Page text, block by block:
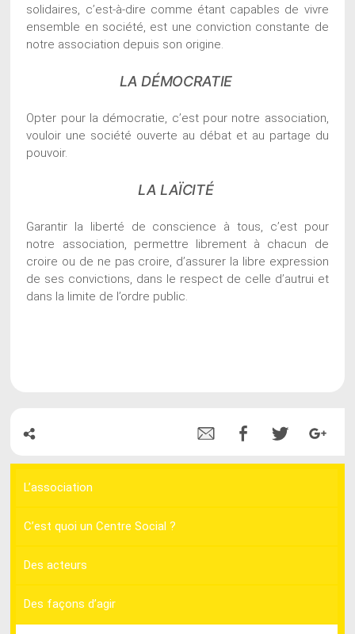
solidaires, c’est-à-dire comme étant capables de vivre
ensemble en société, est une conviction constante de
notre association depuis son origine.
LA DÉMOCRATIE
Opter pour la démocratie, c’est pour notre association,
vouloir une société ouverte au débat et au partage du
pouvoir.
LA LAÏCITÉ
Garantir la liberté de conscience à tous, c’est pour
notre association, permettre librement à chacun de
croire ou de ne pas croire, d’assurer la libre expression
de ses convictions, dans le respect de celle d’autrui et
dans la limite de l’ordre public.
L’association
C’est quoi un Centre Social ?
Des acteurs
Des façons d’agir